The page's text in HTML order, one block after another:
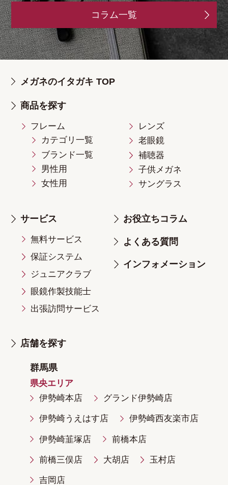
コラム一覧
メガネのイタガキ TOP
商品を探す
フレーム
カテゴリ一覧
ブランド一覧
男性用
女性用
レンズ
老眼鏡
補聴器
子供メガネ
サングラス
サービス
無料サービス
保証システム
ジュニアクラブ
眼鏡作製技能士
出張訪問サービス
お役立ちコラム
よくある質問
インフォメーション
店舗を探す
群馬県
県央エリア
伊勢崎本店
グランド伊勢崎店
伊勢崎うえはす店 伊勢崎西友楽市店
伊勢崎韮塚店 前橋本店
前橋三俣店 大胡店 玉村店
吉岡店